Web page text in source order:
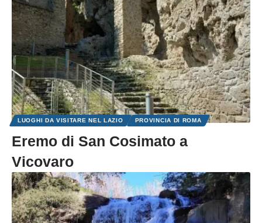
LUOGHI DA VISITARE NEL LAZIO PROVINCIA DI ROMA
Eremo di San Cosimato a
Vicovaro